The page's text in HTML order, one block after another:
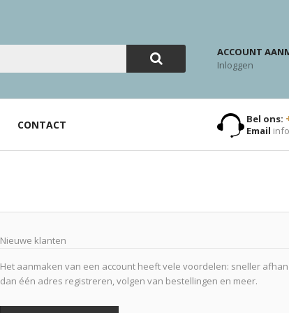
ACCOUNT
Inloggen
CONTACT Bel ons:
Email
Nieuwe klanten
Het aanmaken van een account heeft vele voordelen: sneller
dan één adres registreren, volgen van bestellingen en meer.